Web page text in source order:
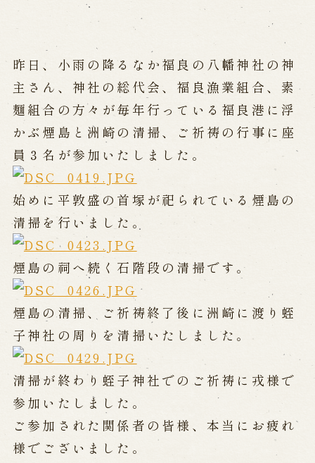
淡路人形浄瑠璃を受け継いで
公演情報
公演カレンダー
開催中の公演
近日開催の公演
出張公演
出張公演
学校公演
海外旅行客向け特別公演「くにうみ」
歴史
淡路島と国生み神話
淡路人形浄瑠璃の歴史
南あわじ市の伝統芸能
ご利用案内
営業日時・料金 アクセス 館内のご案内
昨日、小雨の降るなか福良の八幡神社の神
主さん、神社の総代会、福良漁業組合、素
麺組合の方々が毎年行っている福良港に浮
かぶ煙島と洲崎の清掃、ご祈祷の行事に座
員３名が参加いたしました。
始めに平敦盛の首塚が祀られている煙島の
清掃を行いました。
煙島の祠へ続く石階段の清掃です。
煙島の清掃、ご祈祷終了後に洲崎に渡り蛭
子神社の周りを清掃いたしました。
清掃が終わり蛭子神社でのご祈祷に戎様で
参加いたしました。
ご参加された関係者の皆様、本当にお疲れ
様でございました。